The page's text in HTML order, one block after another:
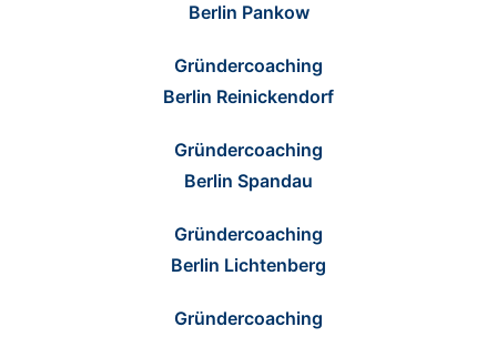
Berlin Pankow
Gründercoaching
Berlin Reinickendorf
Gründercoaching
Berlin Spandau
Gründercoaching
Berlin Lichtenberg
Gründercoaching